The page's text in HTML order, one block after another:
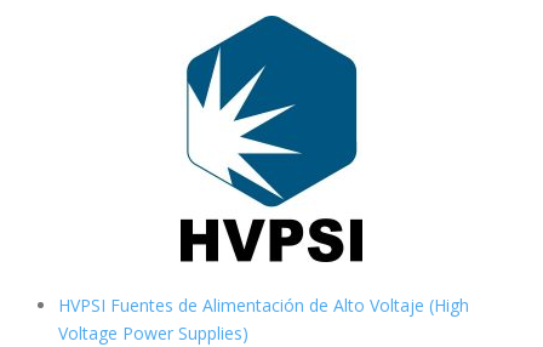
HVPSI Fuentes de Alimentación de Alto Voltaje (High
Voltage Power Supplies)